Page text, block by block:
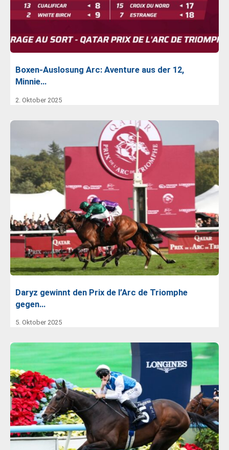
Boxen-Auslosung Arc: Aventure aus der 12,
Minnie…
2. Oktober 2025
Daryz gewinnt den Prix de l’Arc de Triomphe
gegen…
5. Oktober 2025